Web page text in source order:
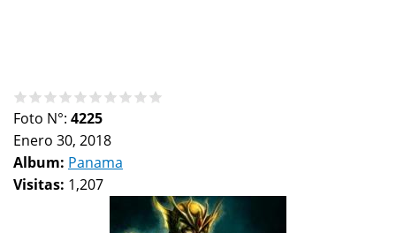
Foto N°: 4225
Enero 30, 2018
Album: Panama
Visitas: 1,207